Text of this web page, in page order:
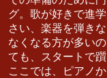
グ。歌が好きで進
さい、楽器を弾き
なくなる方が多い
ても、スタートで躓
ここでは、ピアノ